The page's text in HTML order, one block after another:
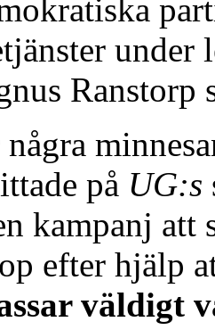
Ranstorp
på UG:s
kampanj att
efter hjälp
väldigt